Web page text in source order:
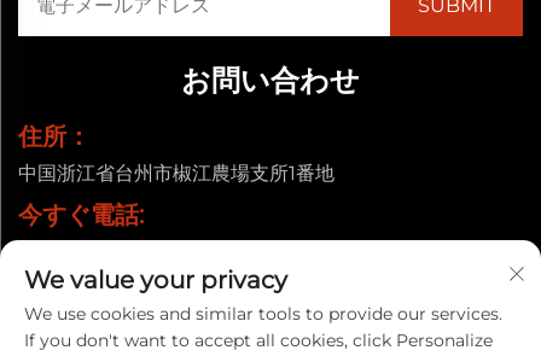
お問い合わせ
住所：
中国浙江省台州市椒江農場支所1番地
今すぐ電話:
メールアドレス:
[email protected]
We value your privacy
We use cookies and similar tools to provide our services.
If you don't want to accept all cookies, click Personalize